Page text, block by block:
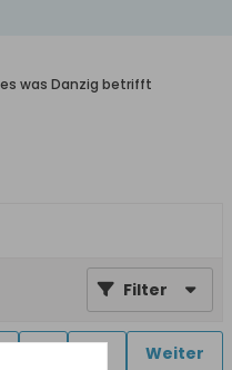
was Danzig betrifft
Filter
Weiter